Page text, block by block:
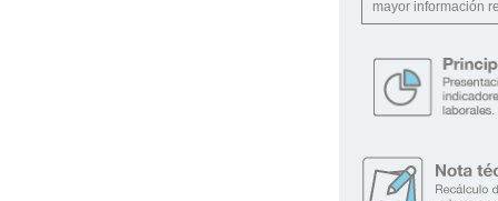
mayor información